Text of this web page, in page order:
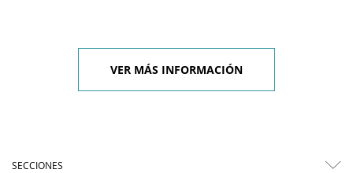
VER MÁS INFORMACIÓN
SECCIONES